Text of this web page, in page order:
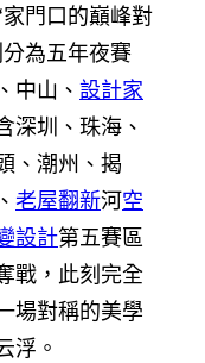
門口的巔峰對
為五年夜賽
中山、 設計家
深圳、珠海、
、潮州、揭
老屋翻新河空
設計第五賽區
戰，此刻完全
場對稱的美學
浮。